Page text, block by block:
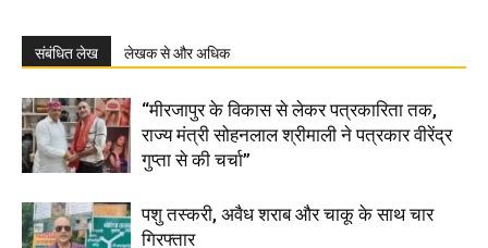
संबंधित लेख लेखक से और अधिक
“मीरजापुर के विकास से लेकर पत्रकारिता तक,
राज्य मंत्री सोहनलाल श्रीमाली ने पत्रकार वीरेंद्र
गुप्ता से की चर्चा”
पशु तस्करी, अवैध शराब और चाकू के साथ चार
गिरफ्तार